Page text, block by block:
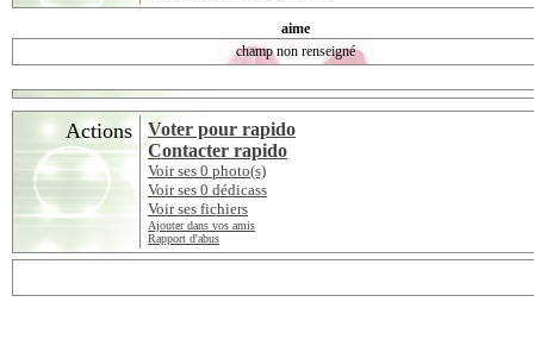
aime
champ non renseigné
Actions
Voter pour rapido
Contacter rapido
Voir ses 0 photo(s)
Voir ses 0 dédicass
Voir ses fichiers
Ajouter dans vos amis
Rapport d'abus